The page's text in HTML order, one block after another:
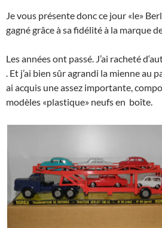
Je vous présente donc ce jour «le»
gagné grâce à sa fidélité à la marque
Les années ont passé. J’ai racheté
. Et j’ai bien sûr agrandi la mienne au
ai acquis une assez importante,
modèles «plastique» neufs en boîte.